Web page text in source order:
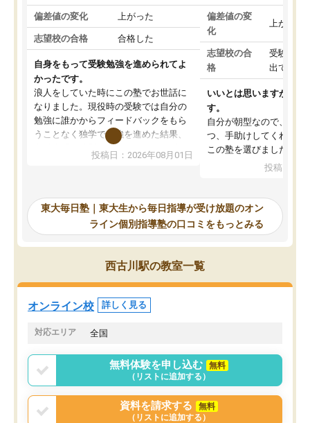
偏差値の変化 上がった
志望校の合格 合格した
自身をもって受験勉強を進められてよ
かったです。
浪人をしていた時にこの塾でお世話に
なりました。現役時の受験では自分の
勉強に誰かからフィードバックをもら
うことなく独学で勉強を進めた結果、
入試本番に地歴の学習が間に合わず不
合格となってしまいました。その経験
東大毎日塾にたどり着きました。学習
の長期計画や日々の勉強のやり方につ
いて客観的なアドバイスをいただけた
ので、自信をもって受験勉強を進める
ことができました。自分のように勉強
のやり方や進捗管理で苦労している方
には特におすすめしたい塾です。
投稿日：2026年08月01日
偏差値の変
化
上がった
志望校の合
格
受験して
出ていな
いいとは思いますが、料
す。
自分が朝型なので、自習
つ、手助けしてくれる設
この塾を選びました。
投稿日：
東大毎日塾｜東大生から毎日指導が受け放題のオン
ライン個別指導塾の口コミをもっとみる
西古川駅の教室一覧
オンライン校 詳しく見る
対応エリア 全国
無料体験を申し込む
無料
（リストに追加する）
資料を請求する
無料
（リストに追加する）